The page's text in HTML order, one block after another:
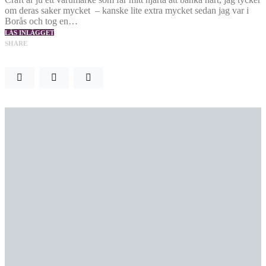
om deras saker mycket – kanske lite extra mycket sedan jag var i
Borås och tog en…
LÄS INLÄGGET
SHARE